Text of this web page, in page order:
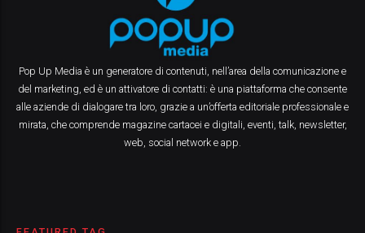
Pop Up Media è un generatore di contenuti, nell’area della comunicazione e
del marketing, ed è un attivatore di contatti: è una piattaforma che consente
alle aziende di dialogare tra loro, grazie a un’offerta editoriale professionale e
mirata, che comprende magazine cartacei e digitali, eventi, talk, newsletter,
web, social network e app.